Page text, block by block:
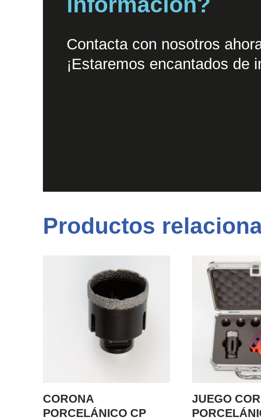
Contacta con nosotros
¡Estaremos encantados de
Productos
CORONA
PORCELÁNICO CP
JUEGO